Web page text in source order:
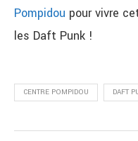
Pompidou pour vivre
les Daft Punk !
CENTRE POMPIDOU DAFT